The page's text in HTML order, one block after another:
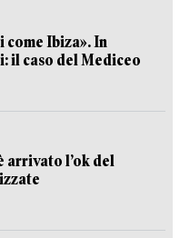
come Ibiza». In
il caso del Mediceo
arrivato l’ok del